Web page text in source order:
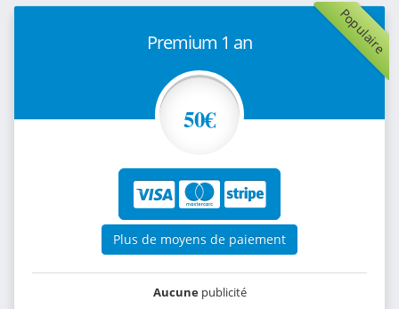
Populaire
Premium 1 an
50€
Plus de moyens de paiement
Aucunepublicité